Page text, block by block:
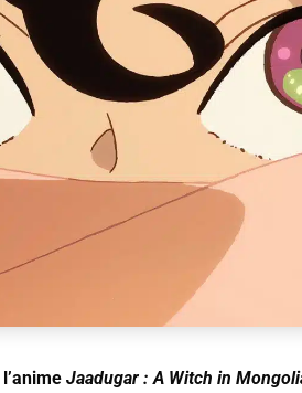
l’animeJaadugar : A Witch in